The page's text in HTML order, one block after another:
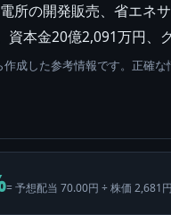
所の開発販売、省エネ
本金20億2,091万円、
成した参考情報です。正確な
= 予想配当 70.00円 ÷ 株価 2,681円